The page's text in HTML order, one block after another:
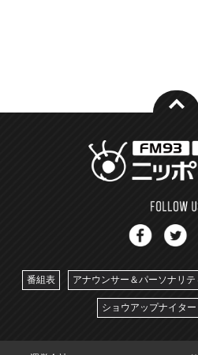
番組表 アナウンサー＆パーソナリテ
ショウアップナイター